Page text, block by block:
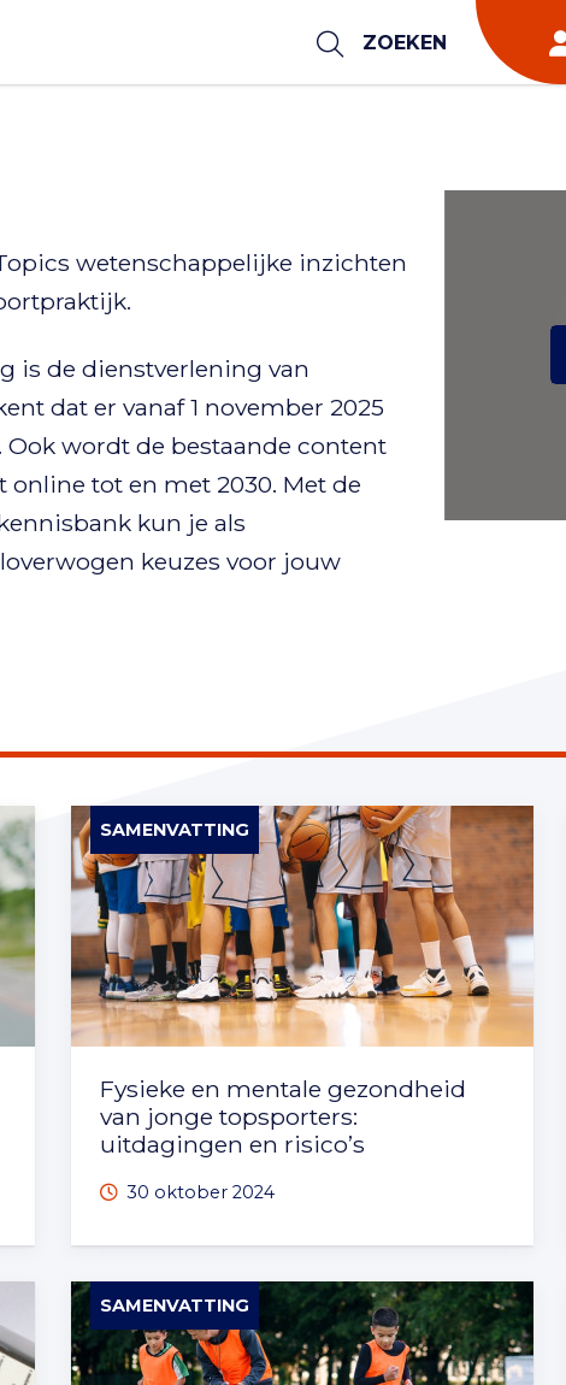
ZOEKEN
wetenschappelijke inzichten
is de dienstverlening van
dat er vanaf 1 november 2025
wordt de bestaande content
tot en met 2030. Met de
kun je als
keuzes voor jouw
SAMENVATTING
Fysieke en mentale gezondheid
van jonge topsporters:
uitdagingen en risico’s
30 oktober 2024
SAMENVATTING